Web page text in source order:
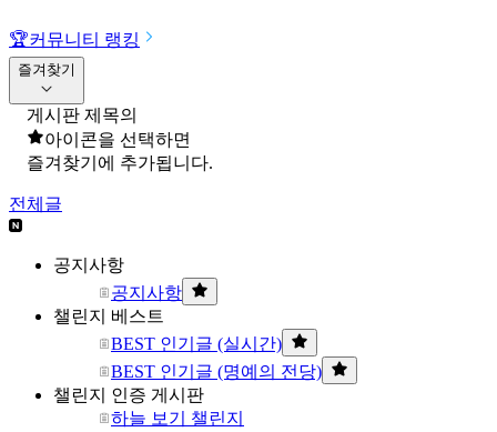
🏆커뮤니티 랭킹
즐겨찾기
게시판 제목의
아이콘을 선택하면
즐겨찾기에 추가됩니다.
전체글
공지사항
공지사항
챌린지 베스트
BEST 인기글 (실시간)
BEST 인기글 (명예의 전당)
챌린지 인증 게시판
하늘 보기 챌린지